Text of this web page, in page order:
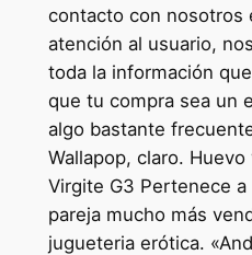
contacto con nosotros
atención al usuario,
toda la información
que tu compra sea un
algo bastante
Wallapop, claro.
Virgite G3 Pertenece
pareja mucho más
jugueteria erótica.